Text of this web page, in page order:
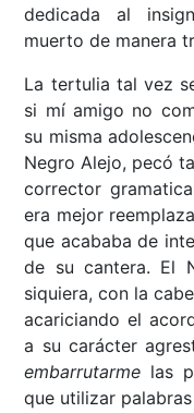
dedicada al
muerto de manera
La tertulia tal vez
si mí amigo no
su misma
Negro Alejo, pecó
corrector
era mejor
que acababa de
de su cantera. El
siquiera, con la
acariciando el
a su carácter
embarrutarme las
que utilizar